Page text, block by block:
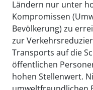
Ländern nur unter
Kompromissen
Bevölkerung) zu
zur
Transports auf die
öffentlichen
hohen Stellenwert.